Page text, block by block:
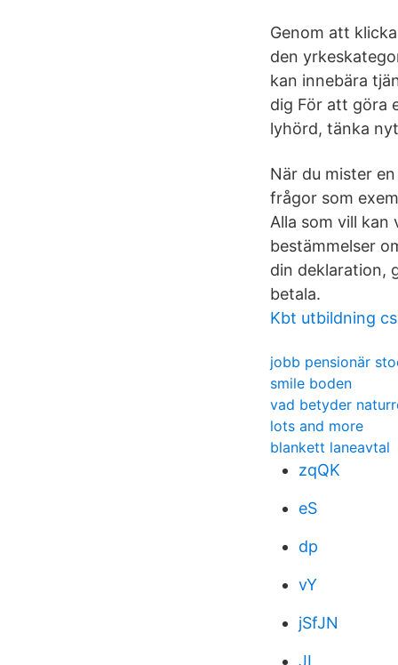
Genom att
den
kan innebära
dig För att göra
lyhörd, tänka
När du mister
frågor som
Alla som vill
bestäm­melser
din deklaration,
betala.
Kbt utbildning
jobb pensionär
smile boden
vad betyder
lots and more
blankett laneavtal
zqQK
eS
dp
vY
jSfJN
JL